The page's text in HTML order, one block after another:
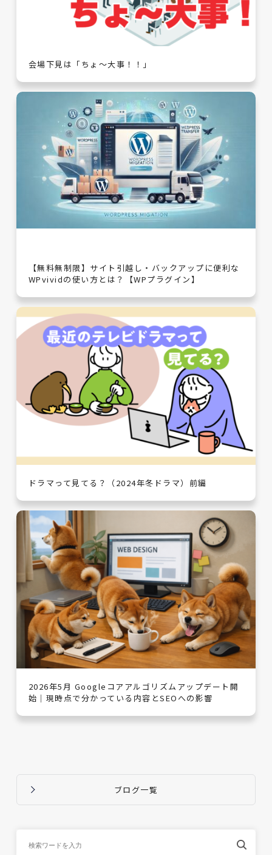
会場下見は「ちょ～大事！！」
【無料無制限】サイト引越し・バックアップに便利な
WPvividの使い方とは？【WPプラグイン】
ドラマって見てる？（2024年冬ドラマ）前編
2026年5月 Googleコアアルゴリズムアップデート開
始｜現時点で分かっている内容とSEOへの影響
ブログ一覧